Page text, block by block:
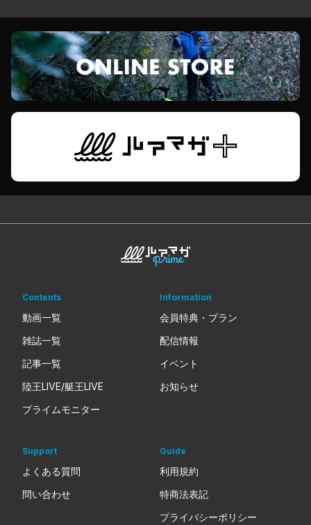
Contents
動画一覧
雑誌一覧
記事一覧
陸王LIVE/艇王LIVE
プライムモニター
Information
会員特典・プラン
配信情報
イベント
お知らせ
Support
よくある質問
問い合わせ
Guide
利用規約
特商法表記
プライバシーポリシー